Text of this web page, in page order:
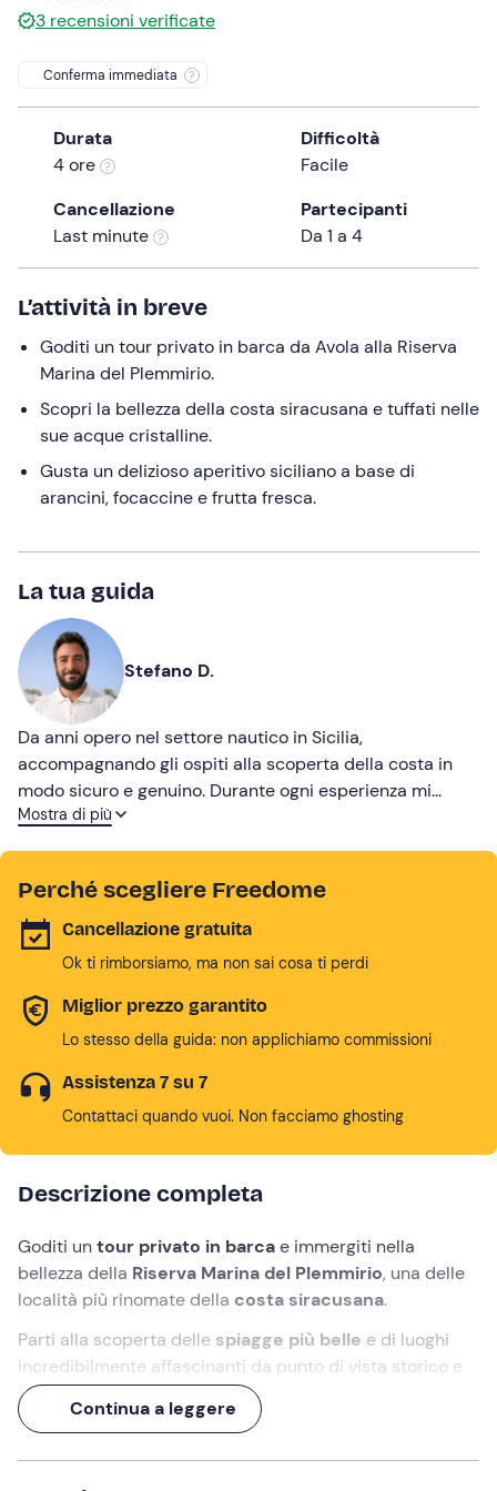
the
mark
key
keyboard
shortcuts
for
dates.
3 recensioni verificate
Conferma immediata
Durata
4 ore
Difficoltà
Facile
Cancellazione
Last minute
Partecipanti
Da 1 a 4
L’attività in breve
Goditi un tour privato in barca da Avola alla Riserva
Marina del Plemmirio.
Scopri la bellezza della costa siracusana e tuffati nelle
sue acque cristalline.
Gusta un delizioso aperitivo siciliano a base di
arancini, focaccine e frutta fresca.
La tua guida
Stefano D.
Da anni opero nel settore nautico in Sicilia,
accompagnando gli ospiti alla scoperta della costa in
modo sicuro e genuino. Durante ogni esperienza mi
piace condividere il territorio, il mare e le sue
Mostra di più
Perché scegliere Freedome
Cancellazione gratuita
Ok ti rimborsiamo, ma non sai cosa ti perdi
Miglior prezzo garantito
Lo stesso della guida: non applichiamo commissioni
Assistenza 7 su 7
Contattaci quando vuoi. Non facciamo ghosting
Descrizione completa
Goditi untour privato in barcae immergiti nella
bellezza della Riserva Marina del Plemmirio, una delle
località più rinomate della costa siracusana.
Parti alla scoperta delle spiagge più belle e di luoghi
incredibilmente affascinanti da punto di vista storico e
naturalistico, tuffati nelleacque cristalline
in
totale relax e tranquillità
.
Il nostroskipperti regalerà un'esperienza
indimenticabile con tanto di
Continua a leggere